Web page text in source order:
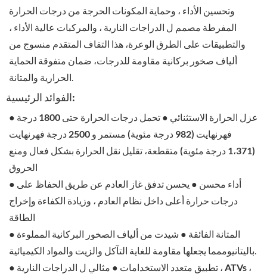
وتحسين الأداء ، وحماية المكونات الحرجة من درجات الحرارة
المفرطة مصمم ل الدراجات النارية ، والمركبات عالية الأداء ،
والتطبيقات على الطرق الوعرة، هذا التفاف المتقدم منسوج من
ألياف صخور بركانية مقاومة للدرجات، ضمان متفوقة الحماية
الحرارية والمتانة
الفوائد الرئيسية:
● عزل الحرارة الاستثنائي ● تحمل درجات الحرارة حتى
1800 درجة
فهرنهايت (982 درجة مئوية) مستمر و 2500 درجة فهرنهايت
(1،371 درجة مئوية) متقطعة
، تقليل نقل الحرارة بشكل فعال ومنع
الحروق
●
أداء محسن ● يحسن تدفق غاز العادم عن طريق الحفاظ على
درجات حرارة أعلى داخل نظام العادم ، وزيادة الكفاءة وإخراج
الطاقة
●
المتانة الفائقة ● شيدت من ألياف الصخور البركانية المملوءة
باليتانيوممما يجعلها مقاومة للغاية التآكل والزيت والمواد الكيميائية
●
تطبيق متعدد الاستخدامات ● مثالي ل الدراجات النارية ، ATVs ،